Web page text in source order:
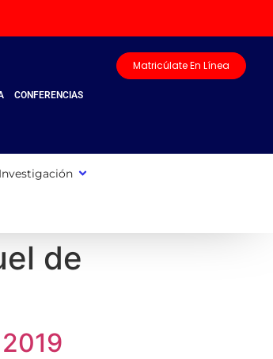
CONFERENCIAS
Matricúlate En Línea
Investigación
de